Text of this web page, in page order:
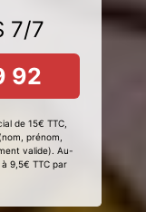
7/7
92
de 15€ TTC,
prénom,
valide). Au-
9,5€ TTC par